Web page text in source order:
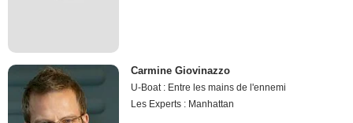
Carmine Giovinazzo
U-Boat : Entre les mains de l'ennemi
Les Experts : Manhattan